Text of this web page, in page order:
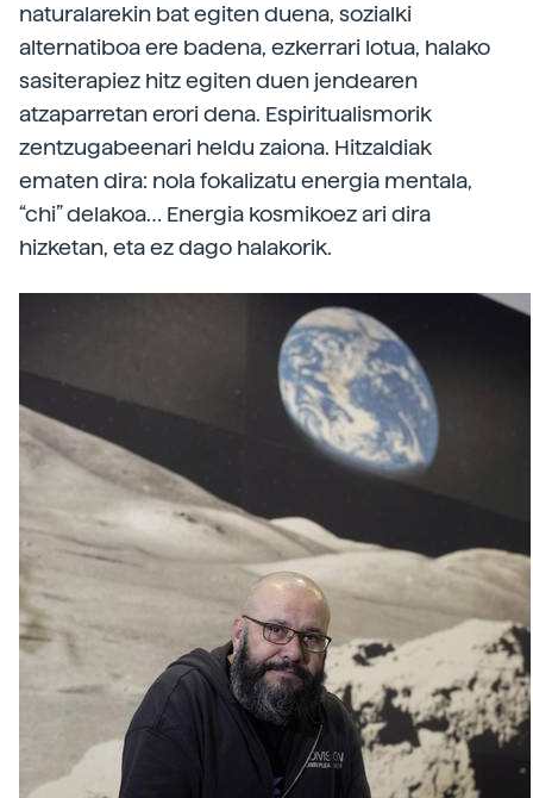
naturalarekin bat egiten duena, sozialki
alternatiboa ere badena, ezkerrari lotua, halako
sasiterapiez hitz egiten duen jendearen
atzaparretan erori dena. Espiritualismorik
zentzugabeenari heldu zaiona. Hitzaldiak
ematen dira: nola fokalizatu energia mentala,
“chi” delakoa… Energia kosmikoez ari dira
hizketan, eta ez dago halakorik.